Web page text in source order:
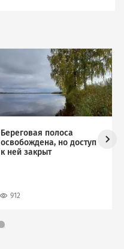
Береговая полоса
освобождена, но доступ
к ней закрыт
912